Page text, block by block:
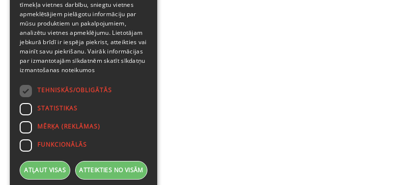
tīmekļa vietnes darbību, sniegtu vietnes
apmeklētājiem pielāgotu informāciju par
mūsu produktiem un pakalpojumiem,
analizētu vietnes apmeklējumu. Lietotājam
jebkurā brīdī ir iespēja piekrist, atteikties vai
mainīt savu piekrišanu. Vairāk informācijas
par izmantotajām sīkdatnēm skatītsīkdatņu
izmantošanas noteikumos
TEHNISKĀS/OBLIGĀTĀS
STATISTIKAS
MĒRĶA (REKLĀMAS)
FUNKCIONĀLĀS
ATĻAUT VISAS ATTEIKTIES NO VISĀM